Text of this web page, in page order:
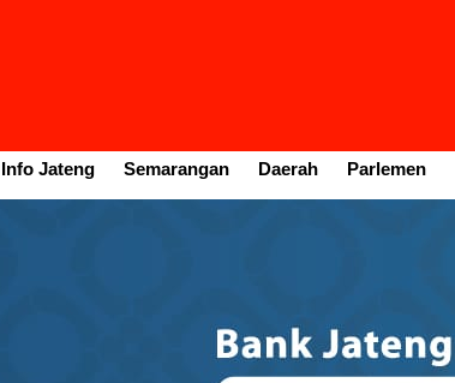
Info Jateng Semarangan Daerah Parlemen